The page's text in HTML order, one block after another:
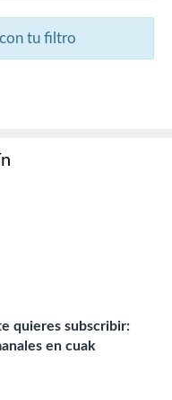
tu filtro
quieres subscribir:
en cuak